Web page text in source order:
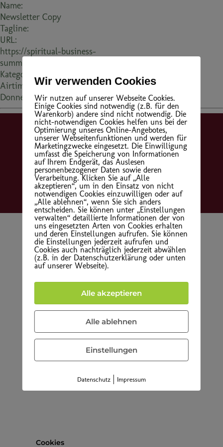
Name:
Newsletter Copy
Tagline:
URL:
https://spiritual-business-
summit.de/speakertemplate/newsletter-copy/
Kategorie(n):
Airtime:
Donnerstag, 1. Januar 00:00
Startseite Kontakt Impressum
Datenschutzerklärung
© 2022 All rights Reserved. Design by Sabrina Milewski
Mitgliederbereich mit DigiMember
Created withSummit-Suite
Cookies
Wir verwenden Cookies
Wir nutzen auf unserer Webseite Cookies.
Einige Cookies sind notwendig (z.B. für den
Warenkorb) andere sind nicht notwendig. Die
nicht-notwendigen Cookies helfen uns bei der
Optimierung unseres Online-Angebotes,
unserer Webseitenfunktionen und werden für
Marketingzwecke eingesetzt. Die Einwilligung
umfasst die Speicherung von Informationen
auf Ihrem Endgerät, das Auslesen
personenbezogener Daten sowie deren
Verarbeitung. Klicken Sie auf „Alle
akzeptieren“, um in den Einsatz von nicht
notwendigen Cookies einzuwilligen oder auf
„Alle ablehnen“, wenn Sie sich anders
entscheiden. Sie können unter „Einstellungen
verwalten“ detaillierte Informationen der von
uns eingesetzten Arten von Cookies erhalten
und deren Einstellungen aufrufen. Sie können
die Einstellungen jederzeit aufrufen und
Cookies auch nachträglich jederzeit abwählen
(z.B. in der Datenschutzerklärung oder unten
auf unserer Webseite).
Alle akzeptieren
Alle ablehnen
Einstellungen
Datenschutz| Impressum